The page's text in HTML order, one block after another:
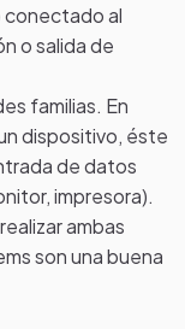
conectado al
o salida de
familias. En
dispositivo, éste
de datos
impresora).
ambas
son una buena